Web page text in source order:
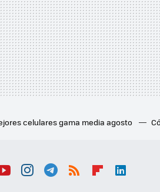
celulares gama media agosto